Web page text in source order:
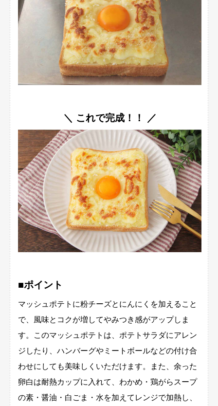
＼ これで完成！！ ／
■ポイント
マッシュポテトに粉チーズとにんにくを加えること
で、風味とコクが増してやみつき感がアップしま
す。このマッシュポテトは、ポテトサラダにアレン
ジしたり、ハンバーグやミートボールなどの付け合
わせにしても美味しくいただけます。また、余った
卵白は耐熱カップに入れて、わかめ・鶏がらスープ
の素・醤油・白ごま・水を加えてレンジで加熱し、